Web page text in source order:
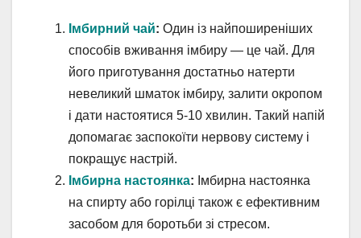
Імбирний чай: Один із найпоширеніших
способів вживання імбиру — це чай. Для
його приготування достатньо натерти
невеликий шматок імбиру, залити окропом
і дати настоятися 5-10 хвилин. Такий напій
допомагає заспокоїти нервову систему і
покращує настрій.
Імбирна настоянка: Імбирна настоянка
на спирту або горілці також є ефективним
засобом для боротьби зі стресом.